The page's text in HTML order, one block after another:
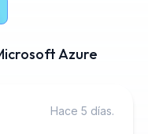
Azure
Hace 5 días.